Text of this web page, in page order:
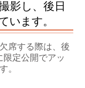
影し、後日
います。
席する際は、後
限定公開でアッ
。